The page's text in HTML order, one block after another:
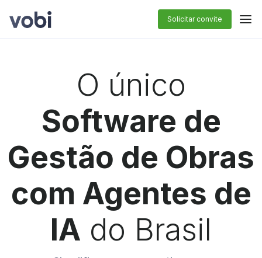
Solicitar convite
O único
Software de
Gestão de Obras
com Agentes de
IA do Brasil